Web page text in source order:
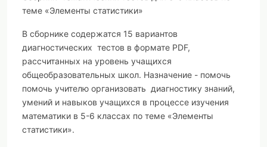
теме «Элементы статистики»
В сборнике содержатся 15 вариантов
диагностических тестов в формате PDF,
рассчитанных на уровень учащихся
общеобразовательных школ. Назначение - помочь
помочь учителю организовать диагностику знаний,
умений и навыков учащихся в процессе изучения
математики в 5-6 классах по теме «Элементы
статистики».